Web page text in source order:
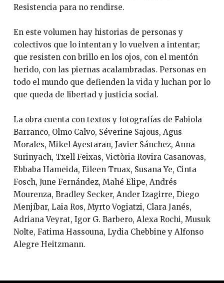
Resistencia para no rendirse.
En este volumen hay historias de personas y
colectivos que lo intentan y lo vuelven a intentar;
que resisten con brillo en los ojos, con el mentón
herido, con las piernas acalambradas. Personas en
todo el mundo que defienden la vida y luchan por lo
que queda de libertad y justicia social.
La obra cuenta con textos y fotografías de Fabiola
Barranco, Olmo Calvo, Séverine Sajous, Agus
Morales, Mikel Ayestaran, Javier Sánchez, Anna
Surinyach, Txell Feixas, Victòria Rovira Casanovas,
Ebbaba Hameida, Eileen Truax, Susana Ye, Cinta
Fosch, June Fernández, Mahé Elipe, Andrés
Mourenza, Bradley Secker, Ander Izagirre, Diego
Menjíbar, Laia Ros, Myrto Vogiatzi, Clara Janés,
Adriana Veyrat, Igor G. Barbero, Alexa Rochi, Musuk
Nolte, Fatima Hassouna, Lydia Chebbine y Alfonso
Alegre Heitzmann.